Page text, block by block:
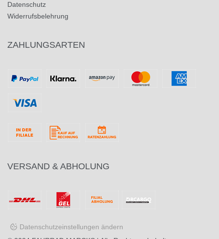
Datenschutz
Widerrufsbelehrung
ZAHLUNGSARTEN
VERSAND & ABHOLUNG
Datenschutzeinstellungen ändern